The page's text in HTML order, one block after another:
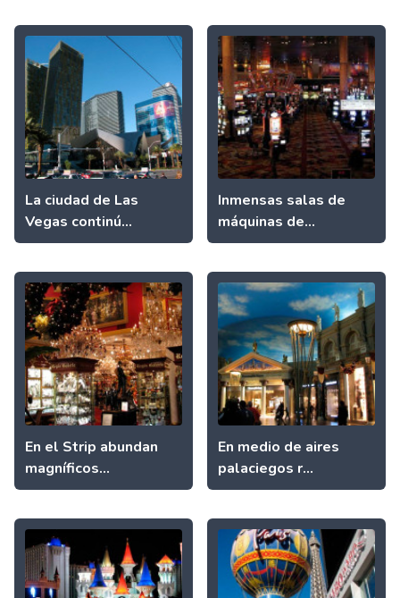
La ciudad de Las
Vegas continú...
Inmensas salas de
máquinas de...
En el Strip abundan
magníficos...
En medio de aires
palaciegos r...